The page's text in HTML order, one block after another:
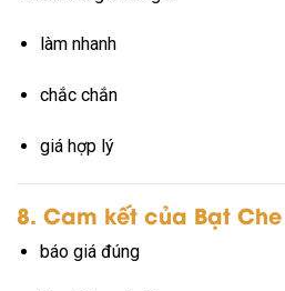
làm nhanh
chắc chắn
giá hợp lý
8. Cam kết của Bạt
báo giá đúng